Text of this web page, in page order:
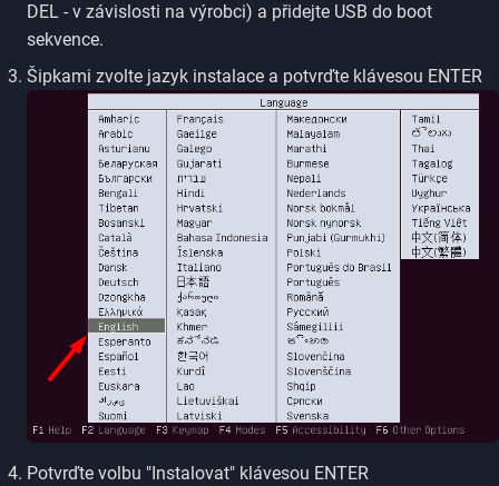
DEL - v závislosti na výrobci) a přidejte USB do boot
sekvence.
Šipkami zvolte jazyk instalace a potvrďte klávesou ENTER
Potvrďte volbu "Instalovat" klávesou ENTER